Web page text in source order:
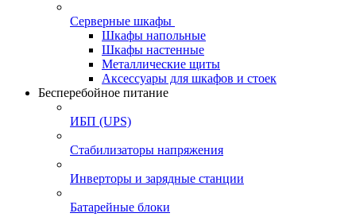
Серверные шкафы
Шкафы напольные
Шкафы настенные
Металлические щиты
Аксессуары для шкафов и стоек
Бесперебойное питание
ИБП (UPS)
Стабилизаторы напряжения
Инверторы и зарядные станции
Батарейные блоки